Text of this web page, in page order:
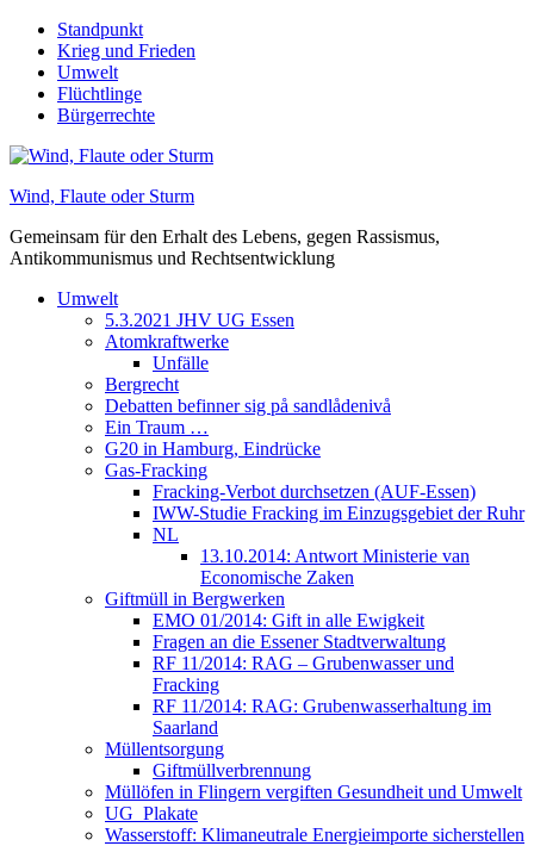
Skip
content
Standpunkt
Krieg und Frieden
Umwelt
Flüchtlinge
Bürgerrechte
Wind, Flaute oder Sturm
Gemeinsam für den Erhalt des Lebens, gegen Rassismus,
Antikommunismus und Rechtsentwicklung
Umwelt
5.3.2021 JHV UG Essen
Atomkraftwerke
Unfälle
Bergrecht
Debatten befinner sig på sandlådenivå
Ein Traum …
G20 in Hamburg, Eindrücke
Gas-Fracking
Fracking-Verbot durchsetzen (AUF-Essen)
IWW-Studie Fracking im Einzugsgebiet der Ruhr
NL
13.10.2014: Antwort Ministerie van
Economische Zaken
Giftmüll in Bergwerken
EMO 01/2014: Gift in alle Ewigkeit
Fragen an die Essener Stadtverwaltung
RF 11/2014: RAG – Grubenwasser und
Fracking
RF 11/2014: RAG: Grubenwasserhaltung im
Saarland
Müllentsorgung
Giftmüllverbrennung
Müllöfen in Flingern vergiften Gesundheit und Umwelt
UG_Plakate
Wasserstoff: Klimaneutrale Energieimporte sicherstellen